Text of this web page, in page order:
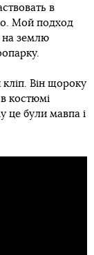
в
Мой подход
на землю
Він щороку
костюмі
це були мавпа і